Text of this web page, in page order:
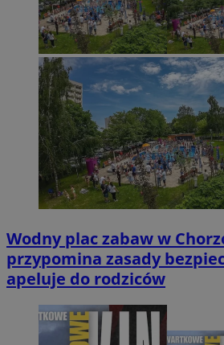
Wodny plac zabaw w
przypomina zasady
apeluje do rodziców